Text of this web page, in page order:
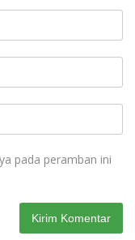
pada peramban ini